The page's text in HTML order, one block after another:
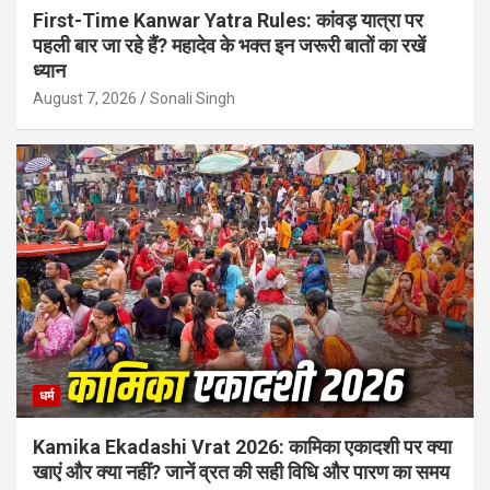
First-Time Kanwar Yatra Rules: कांवड़ यात्रा पर
पहली बार जा रहे हैं? महादेव के भक्त इन जरूरी बातों का रखें
ध्यान
August 7, 2026 Sonali Singh
धर्म
Kamika Ekadashi Vrat 2026: कामिका एकादशी पर क्या
खाएं और क्या नहीं? जानें व्रत की सही विधि और पारण का समय